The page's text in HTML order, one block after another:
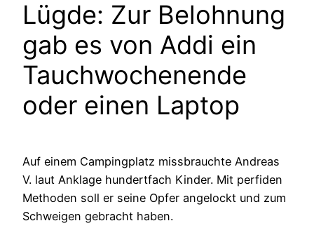
Lügde: Zur Belohnung
gab es von Addi ein
Tauchwochenende
oder einen Laptop
Auf einem Campingplatz missbrauchte Andreas
V. laut Anklage hundertfach Kinder. Mit perfiden
Methoden soll er seine Opfer angelockt und zum
Schweigen gebracht haben.